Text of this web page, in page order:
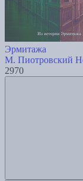
Эрмитажа
М. Пиотровский
2970